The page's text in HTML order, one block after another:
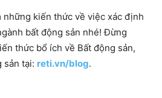
những kiến thức về việc xác định
bất động sản nhé! Đừng
thức bổ ích về Bất động sản,
sản tại: reti.vn/blog.